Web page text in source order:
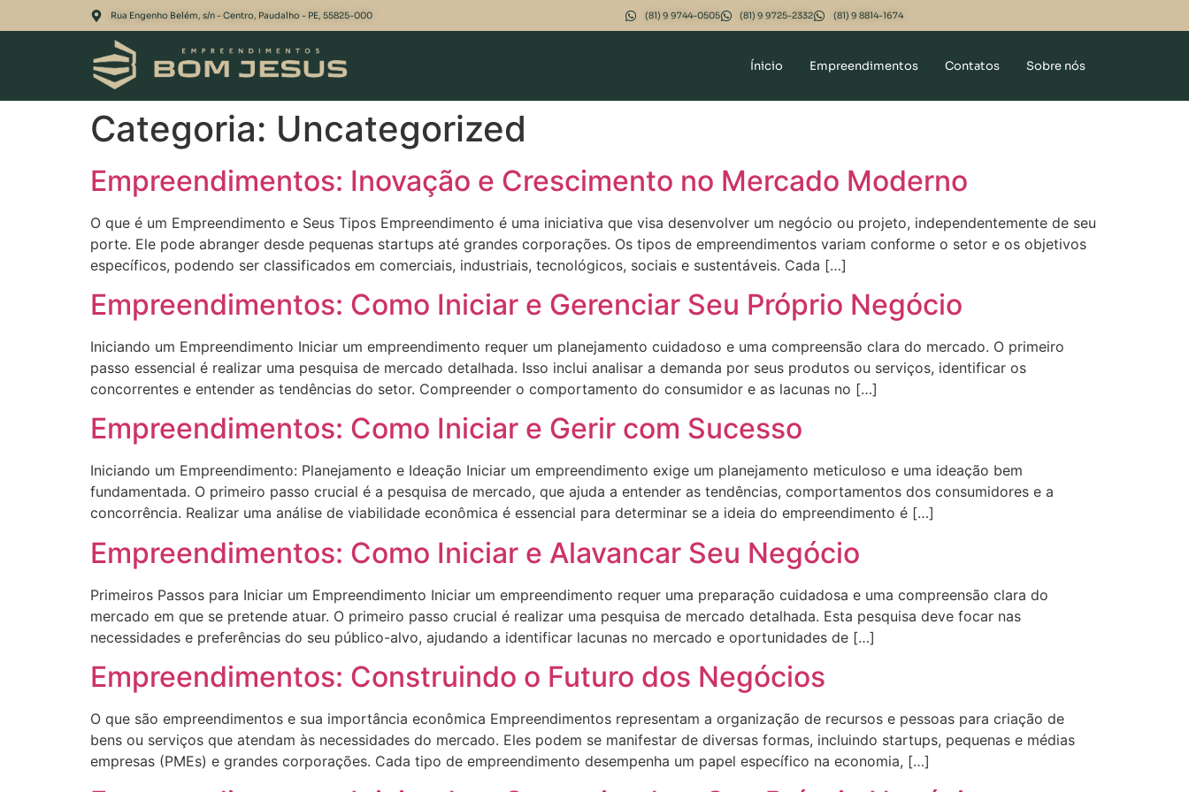
Rua Engenho Belém, s/n - Centro, Paudalho - PE, 55825-000 (81) 9 9744-0505 (81) 9 9725-2332 (81) 9 8814-1674
Ínicio Empreendimentos Contatos Sobre nós
Categoria: Uncategorized
Empreendimentos: Inovação e Crescimento no Mercado Moderno
O que é um Empreendimento e Seus Tipos Empreendimento é uma iniciativa que visa desenvolver um negócio ou projeto, independentemente de seu
porte. Ele pode abranger desde pequenas startups até grandes corporações. Os tipos de empreendimentos variam conforme o setor e os objetivos
específicos, podendo ser classificados em comerciais, industriais, tecnológicos, sociais e sustentáveis. Cada […]
Empreendimentos: Como Iniciar e Gerenciar Seu Próprio Negócio
Iniciando um Empreendimento Iniciar um empreendimento requer um planejamento cuidadoso e uma compreensão clara do mercado. O primeiro
passo essencial é realizar uma pesquisa de mercado detalhada. Isso inclui analisar a demanda por seus produtos ou serviços, identificar os
concorrentes e entender as tendências do setor. Compreender o comportamento do consumidor e as lacunas no […]
Empreendimentos: Como Iniciar e Gerir com Sucesso
Iniciando um Empreendimento: Planejamento e Ideação Iniciar um empreendimento exige um planejamento meticuloso e uma ideação bem
fundamentada. O primeiro passo crucial é a pesquisa de mercado, que ajuda a entender as tendências, comportamentos dos consumidores e a
concorrência. Realizar uma análise de viabilidade econômica é essencial para determinar se a ideia do empreendimento é […]
Empreendimentos: Como Iniciar e Alavancar Seu Negócio
Primeiros Passos para Iniciar um Empreendimento Iniciar um empreendimento requer uma preparação cuidadosa e uma compreensão clara do
mercado em que se pretende atuar. O primeiro passo crucial é realizar uma pesquisa de mercado detalhada. Esta pesquisa deve focar nas
necessidades e preferências do seu público-alvo, ajudando a identificar lacunas no mercado e oportunidades de […]
Empreendimentos: Construindo o Futuro dos Negócios
O que são empreendimentos e sua importância econômica Empreendimentos representam a organização de recursos e pessoas para criação de
bens ou serviços que atendam às necessidades do mercado. Eles podem se manifestar de diversas formas, incluindo startups, pequenas e médias
empresas (PMEs) e grandes corporações. Cada tipo de empreendimento desempenha um papel específico na economia, […]